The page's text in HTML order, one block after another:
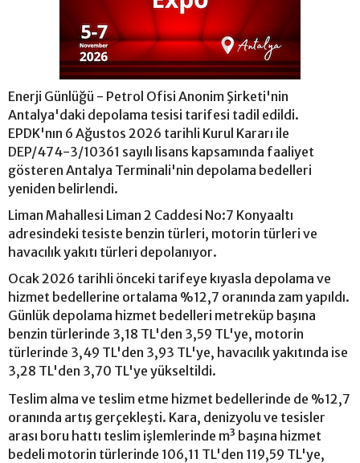
Enerji Günlüğü - Petrol Ofisi Anonim Şirketi'nin
Antalya'daki depolama tesisi tarifesi tadil edildi.
EPDK'nın 6 Ağustos 2026 tarihli Kurul Kararı ile
DEP/474-3/10361 sayılı lisans kapsamında faaliyet
gösteren Antalya Terminali'nin depolama bedelleri
yeniden belirlendi.
Liman Mahallesi Liman 2 Caddesi No:7 Konyaaltı
adresindeki tesiste benzin türleri, motorin türleri ve
havacılık yakıtı türleri depolanıyor.
Ocak 2026 tarihli önceki tarifeye kıyasla depolama ve
hizmet bedellerine ortalama %12,7 oranında zam yapıldı.
Günlük depolama hizmet bedelleri metreküp başına
benzin türlerinde 3,18 TL'den 3,59 TL'ye, motorin
türlerinde 3,49 TL'den 3,93 TL'ye, havacılık yakıtında ise
3,28 TL'den 3,70 TL'ye yükseltildi.
Teslim alma ve teslim etme hizmet bedellerinde de %12,7
oranında artış gerçekleşti. Kara, denizyolu ve tesisler
arası boru hattı teslim işlemlerinde m³ başına hizmet
bedeli motorin türlerinde 106,11 TL'den 119,59 TL'ye,